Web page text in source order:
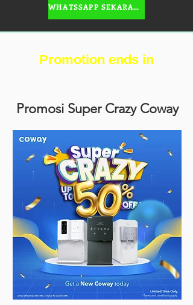
WHATSSAPP SEKARANG
Promotion ends in
Promosi Super Crazy Coway